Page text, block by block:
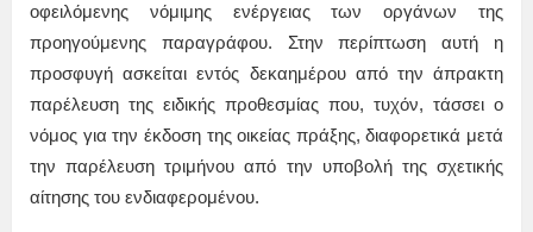
οφειλόμενης νόμιμης ενέργειας των οργάνων της
προηγούμενης παραγράφου. Στην περίπτωση αυτή η
προσφυγή ασκείται εντός δεκαημέρου από την άπρακτη
παρέλευση της ειδικής προθεσμίας που, τυχόν, τάσσει ο
νόμος για την έκδοση της οικείας πράξης, διαφορετικά μετά
την παρέλευση τριμήνου από την υποβολή της σχετικής
αίτησης του ενδιαφερομένου.